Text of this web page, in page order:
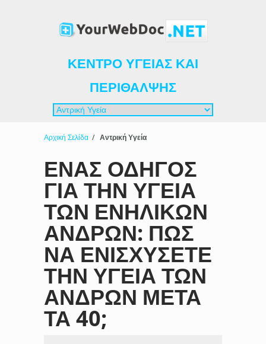
ΚΈΝΤΡΟ ΥΓΕΊΑΣ ΚΑΙ
ΠΕΡΊΘΑΛΨΗΣ
Αρχική Σελίδα / Αντρική Υγεία
ΈΝΑΣ ΟΔΗΓΌΣ
ΓΙΑ ΤΗΝ ΥΓΕΊΑ
ΤΩΝ ΕΝΗΛΊΚΩΝ
ΑΝΔΡΏΝ: ΠΏΣ
ΝΑ ΕΝΙΣΧΎΣΕΤΕ
ΤΗΝ ΥΓΕΊΑ ΤΩΝ
ΑΝΔΡΏΝ ΜΕΤΆ
ΤΑ 40;